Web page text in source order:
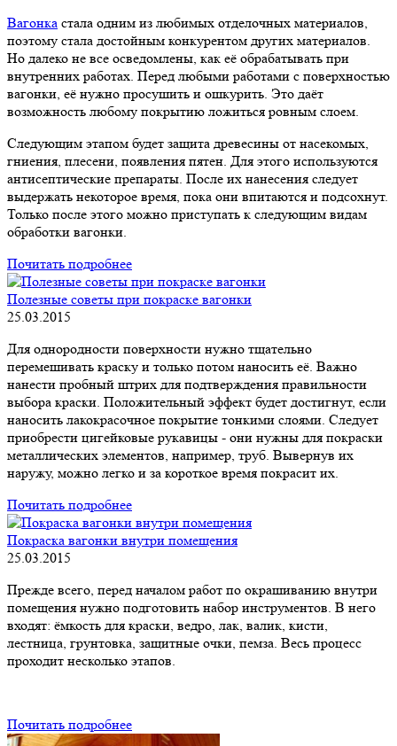
Вагонка стала одним из любимых отделочных материалов,
поэтому стала достойным конкурентом других материалов.
Но далеко не все осведомлены, как её обрабатывать при
внутренних работах. Перед любыми работами с поверхностью
вагонки, её нужно просушить и ошкурить. Это даёт
возможность любому покрытию ложиться ровным слоем.
Следующим этапом будет защита древесины от насекомых,
гниения, плесени, появления пятен. Для этого используются
антисептические препараты. После их нанесения следует
выдержать некоторое время, пока они впитаются и подсохнут.
Только после этого можно приступать к следующим видам
обработки вагонки.
Почитать подробнее
Полезные советы при покраске вагонки
25.03.2015
Для однородности поверхности нужно тщательно
перемешивать краску и только потом наносить её. Важно
нанести пробный штрих для подтверждения правильности
выбора краски. Положительный эффект будет достигнут, если
наносить лакокрасочное покрытие тонкими слоями. Следует
приобрести цигейковые рукавицы - они нужны для покраски
металлических элементов, например, труб. Вывернув их
наружу, можно легко и за короткое время покрасит их.
Почитать подробнее
Покраска вагонки внутри помещения
25.03.2015
Прежде всего, перед началом работ по окрашиванию внутри
помещения нужно подготовить набор инструментов. В него
входят: ёмкость для краски, ведро, лак, валик, кисти,
лестница, грунтовка, защитные очки, пемза. Весь процесс
проходит несколько этапов.
Почитать подробнее